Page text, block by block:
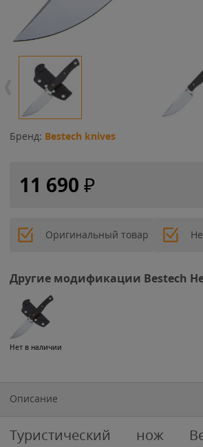
Бренд: Bestech knives
11 690 ₽
Оригинальный товар
Другие модификации Bestech
Нет в наличии
Описание
Туристический нож